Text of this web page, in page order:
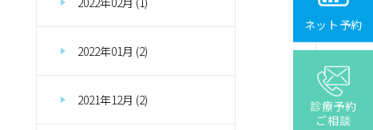
2022年01月 (2)
2021年12月 (2)
ネット予約
診療予約
ご相談